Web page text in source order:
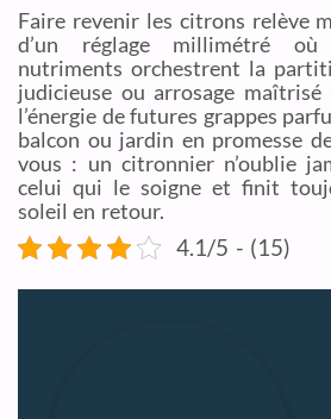
Faire revenir les citrons relève
d’un réglage millimétré
nutriments orchestrent la
judicieuse ou arrosage maîtrisé
l’énergie de futures grappes
balcon ou jardin en promesse
vous : un citronnier n’oublie
celui qui le soigne et finit
soleil en retour.
4.1/5 - (15)